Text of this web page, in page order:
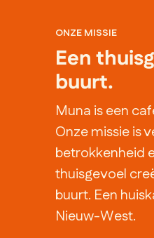
ONZE MISSIE
Een
buurt.
Muna is een
Onze missie is
betrokkenheid
thuisgevoel
buurt. Een
Nieuw-West.